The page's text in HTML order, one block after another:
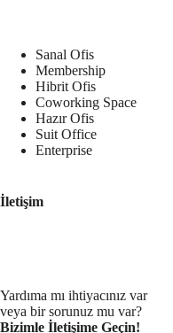
Sanal Ofis
Membership
Hibrit Ofis
Coworking Space
Hazır Ofis
Suit Office
Enterprise
İletişim
Yardıma mı ihtiyacınız var
veya bir sorunuz mu var?
Bizimle İletişime Geçin!